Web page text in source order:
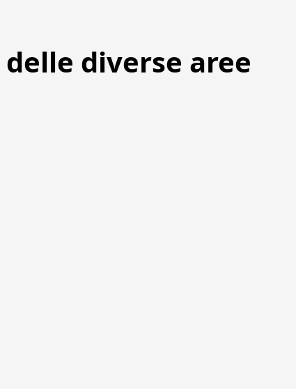
diverse aree